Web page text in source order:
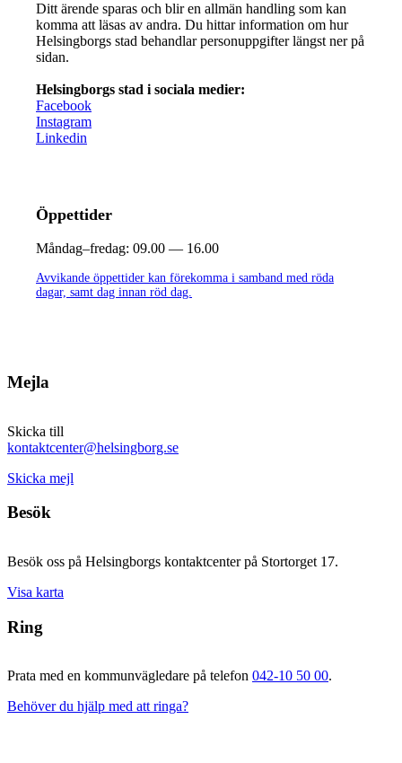
Ditt ärende sparas och blir en allmän handling som kan
komma att läsas av andra. Du hittar information om hur
Helsingborgs stad behandlar personuppgifter längst ner på
sidan.
Helsingborgs stad i sociala medier:
Facebook
Instagram
Linkedin
Öppettider
Måndag–fredag: 09.00 — 16.00
Avvikande öppettider kan förekomma i samband med röda
dagar, samt dag innan röd dag.
Mejla
Skicka till
kontaktcenter@helsingborg.se
Skicka mejl
Besök
Besök oss på Helsingborgs kontaktcenter på Stortorget 17.
Visa karta
Ring
Prata med en kommunvägledare på telefon 042-10 50 00.
Behöver du hjälp med att ringa?